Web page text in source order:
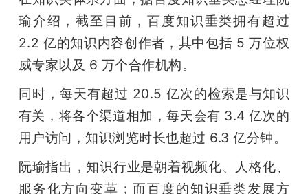
瑜介绍，截至目前，百度知识垂类拥有超过
2.2 亿的知识内容创作者，其中包括 5 万位权
威专家以及 6 万个合作机构。
同时，每天有超过 20.5 亿次的检索是与知识
有关，将各个渠道相加，每天会有 3.4 亿次的
用户访问，知识浏览时长也超过 6.3 亿分钟。
阮瑜指出，知识行业是朝着视频化、人格化、
服务化方向变革；而百度的知识垂类发展方